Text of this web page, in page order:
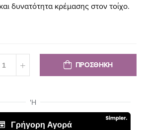
δυνατότητα κρέμασης στον τοίχο.
ΠΡΟΣΘΗΚΗ